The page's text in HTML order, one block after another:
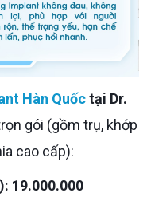
Hàn Quốctại Dr.
gói (gồm trụ, khớp
cao cấp):